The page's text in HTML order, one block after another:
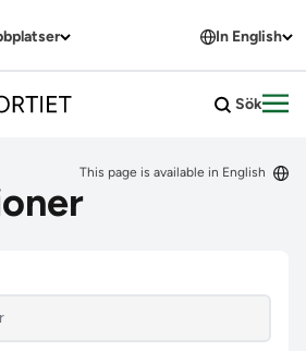
In English
Sök
This page is available in English